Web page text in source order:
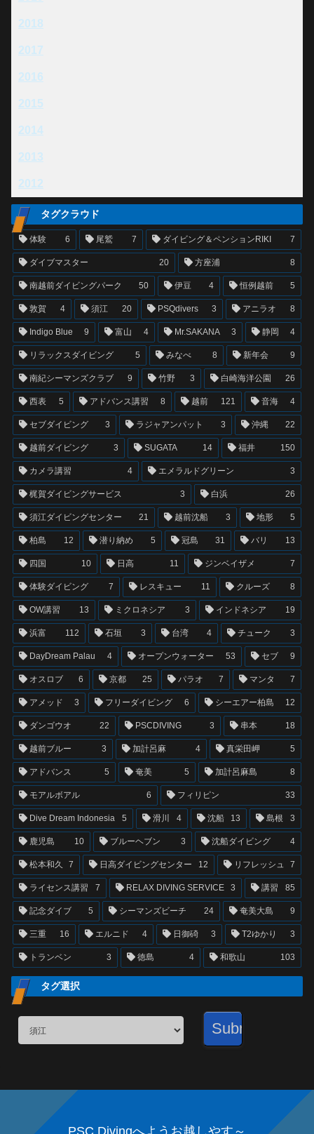
2018
2017
2016
2015
2014
2013
2012
タグクラウド
体験 6 尾鷲 7 ダイビング＆ペンションRIKI 7
ダイブマスター 20 方座浦 8
南越前ダイビングパーク 50 伊豆 4 恒例越前 5
敦賀 4 須江 20 PSQdivers 3 アニラオ 8
Indigo Blue 9 富山 4 Mr.SAKANA 3 静岡 4
リラックスダイビング 5 みなべ 8 新年会 9
南紀シーマンズクラブ 9 竹野 3 白崎海洋公園 26
西表 5 アドバンス講習 8 越前 121 音海 4
セブダイビング 3 ラジャアンパット 3 沖縄 22
越前ダイビング 3 SUGATA 14 福井 150
カメラ講習 4 エメラルドグリーン 3
梶賀ダイビングサービス 3 白浜 26
須江ダイビングセンター 21 越前沈船 3 地形 5
柏島 12 潜り納め 5 冠島 31 バリ 13
四国 10 日高 11 ジンベイザメ 7
体験ダイビング 7 レスキュー 11 クルーズ 8
OW講習 13 ミクロネシア 3 インドネシア 19
浜富 112 石垣 3 台湾 4 チューク 3
DayDream Palau 4 オープンウォーター 53 セブ 9
オスロブ 6 京都 25 パラオ 7 マンタ 7
アメッド 3 フリーダイビング 6 シーエアー柏島 12
ダンゴウオ 22 PSCDIVING 3 串本 18
越前ブルー 3 加計呂麻 4 真栄田岬 5
アドバンス 5 奄美 5 加計呂麻島 8
モアルボアル 6 フィリピン 33
Dive Dream Indonesia 5 滑川 4 沈船 13 島根 3
鹿児島 10 ブルーヘブン 3 沈船ダイビング 4
松本和久 7 日高ダイビングセンター 12 リフレッシュ 7
ライセンス講習 7 RELAX DIVING SERVICE 3 講習 85
記念ダイブ 5 シーマンズビーチ 24 奄美大島 9
三重 16 エルニド 4 日御碕 3 T2ゆかり 3
トランベン 3 徳島 4 和歌山 103
タグ選択